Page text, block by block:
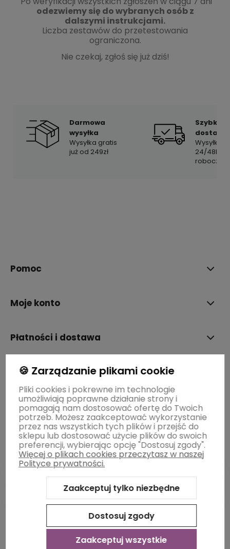
odezwiemy się do wybranych osób z
dalszymi instrukcjami.
Liczba zestawów do przetestowania
ograniczona.
Nie czekaj, zgłoś się już dziś!
Darmowa
wysyłka
Wysyłka gratis
już od 249zł
Szybka
dostawa
Wysyłka w
24/48h w
robocze
Pomoc
Moje konto
Płatności i dostawa
Informacje
O nas
Sklep internetowy Shoper Premium
Szablon Shoper Modern
3.0™od GrowCommerce
🍪 Zarządzanie plikami cookie
Pliki cookies i pokrewne im technologie
umożliwiają poprawne działanie strony i
pomagają nam dostosować ofertę do Twoich
potrzeb. Możesz zaakceptować wykorzystanie
przez nas wszystkich tych plików i przejść do
sklepu lub dostosować użycie plików do swoich
preferencji, wybierając opcję "Dostosuj zgody".
Więcej o plikach cookies przeczytasz w naszej
Polityce prywatności.
Zaakceptuj tylko niezbędne
Dostosuj zgody
Zaakceptuj wszystkie